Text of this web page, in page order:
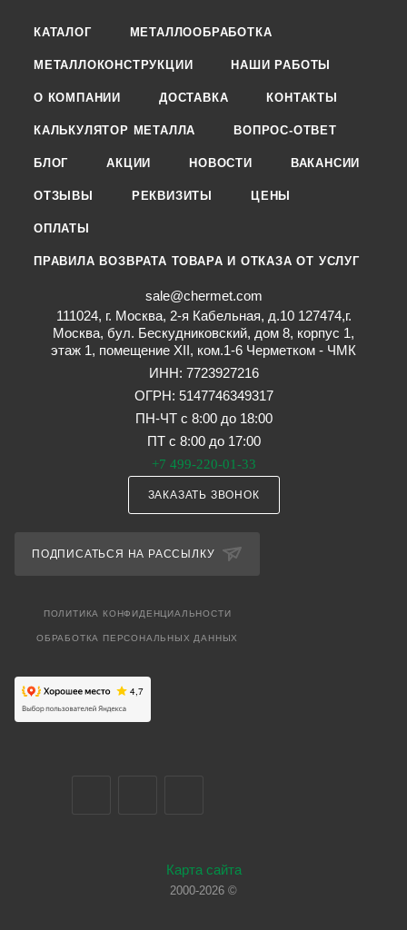
КАТАЛОГ МЕТАЛЛООБРАБОТКА
МЕТАЛЛОКОНСТРУКЦИИ НАШИ РАБОТЫ
О КОМПАНИИ ДОСТАВКА КОНТАКТЫ
КАЛЬКУЛЯТОР МЕТАЛЛА ВОПРОС-ОТВЕТ
БЛОГ АКЦИИ НОВОСТИ ВАКАНСИИ
ОТЗЫВЫ РЕКВИЗИТЫ ЦЕНЫ
ОПЛАТЫ
ПРАВИЛА ВОЗВРАТА ТОВАРА И ОТКАЗА ОТ УСЛУГ
sale@chermet.com
111024, г. Москва, 2-я Кабельная, д.10 127474,г.
Москва, бул. Бескудниковский, дом 8, корпус 1,
этаж 1, помещение XII, ком.1-6 Черметком - ЧМК
ИНН: 7723927216
ОГРН: 5147746349317
ПН-ЧТ с 8:00 до 18:00
ПТ с 8:00 до 17:00
+7 499-220-01-33
ЗАКАЗАТЬ ЗВОНОК
ПОДПИСАТЬСЯ НА РАССЫЛКУ
ПОЛИТИКА КОНФИДЕНЦИАЛЬНОСТИ
ОБРАБОТКА ПЕРСОНАЛЬНЫХ ДАННЫХ
Карта сайта
2000-2026 ©